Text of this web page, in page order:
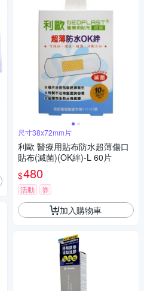
尺寸38x72mm片
利歐 醫療用貼布防水超薄傷口
貼布(滅菌)(OK絆)-L 60片
$480
活動 券
加入購物車